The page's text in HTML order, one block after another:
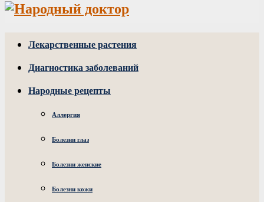
Лекарственные растения
Диагностика заболеваний
Народные рецепты
Аллергия
Болезни глаз
Болезни женские
Болезни кожи